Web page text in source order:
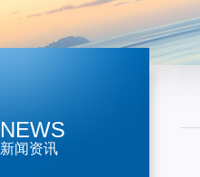
NEWS
新闻资讯